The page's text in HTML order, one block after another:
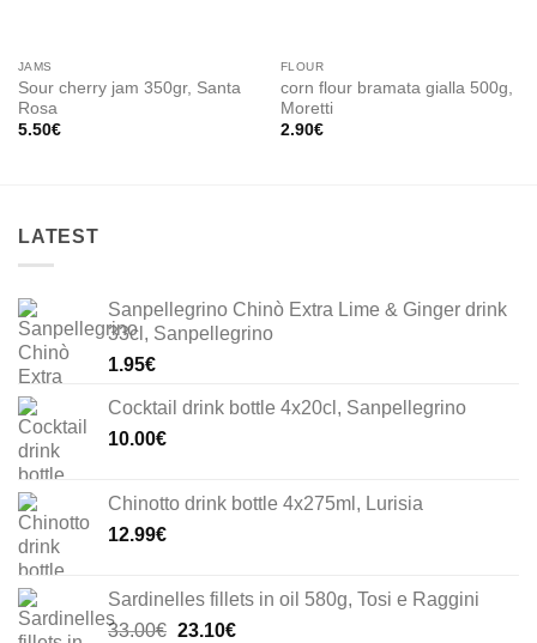
JAMS
Sour cherry jam 350gr, Santa
Rosa
5.50€
FLOUR
corn flour bramata gialla 500g,
Moretti
2.90€
LATEST
Sanpellegrino Chinò Extra Lime & Ginger drink
33cl, Sanpellegrino
1.95€
Cocktail drink bottle 4x20cl, Sanpellegrino
10.00€
Chinotto drink bottle 4x275ml, Lurisia
12.99€
Sardinelles fillets in oil 580g, Tosi e Raggini
33.00€ Original
23.10€Current